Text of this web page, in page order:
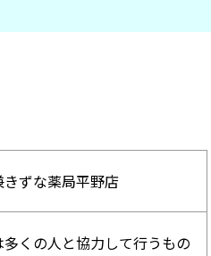
ずな薬局平野店
くの人と協力して行うもの